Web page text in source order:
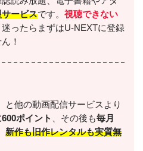
ービスです。 視聴できない
ったらまずはU-NEXTに登録
！
と他の動画配信サービスより
ポイント 、その後も毎月
新作も旧作レンタルも実質無